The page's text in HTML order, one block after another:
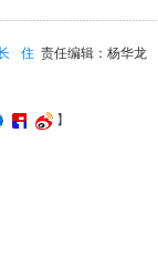
责任编辑：杨华龙
住
】